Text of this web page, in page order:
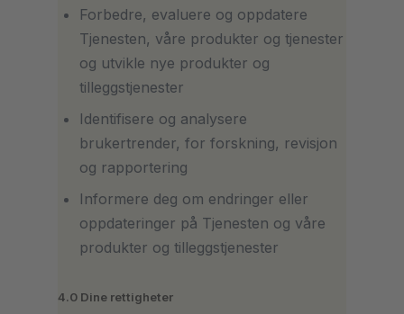
Forbedre, evaluere og oppdatere
Tjenesten, våre produkter og tjenester
og utvikle nye produkter og
tilleggstjenester
Identifisere og analysere
brukertrender, for forskning, revisjon
og rapportering
Informere deg om endringer eller
oppdateringer på Tjenesten og våre
produkter og tilleggstjenester
4.0 Dine rettigheter